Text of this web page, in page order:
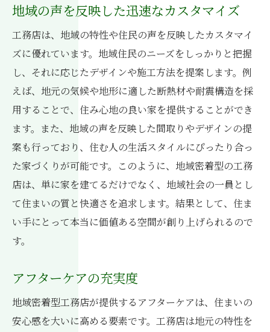
地域の声を反映した迅速なカスタマイズ
工務店は、地域の特性や住民の声を反映したカスタマイ
ズに優れています。地域住民のニーズをしっかりと把握
し、それに応じたデザインや施工方法を提案します。例
えば、地元の気候や地形に適した断熱材や耐震構造を採
用することで、住み心地の良い家を提供することができ
ます。また、地域の声を反映した間取りやデザインの提
案も行っており、住む人の生活スタイルにぴったり合っ
た家づくりが可能です。このように、地域密着型の工務
店は、単に家を建てるだけでなく、地域社会の一員とし
て住まいの質と快適さを追求します。結果として、住ま
い手にとって本当に価値ある空間が創り上げられるので
す。
アフターケアの充実度
地域密着型工務店が提供するアフターケアは、住まいの
安心感を大いに高める要素です。工務店は地元の特性を